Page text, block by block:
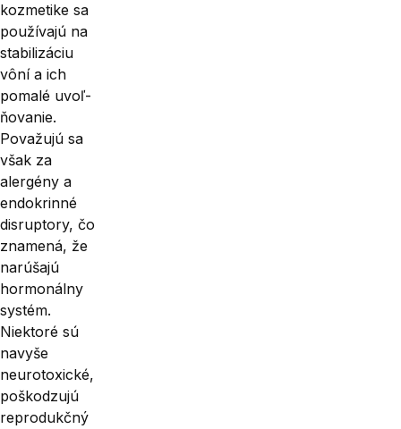
kozmetike sa
používajú na
stabilizáciu
vôní a ich
pomalé uvoľ­
ňovanie.
Považujú sa
však za
alergény a
endokrinné
disruptory, čo
zname­ná, že
narúšajú
hormonálny
systém.
Niektoré sú
navyše
neurotoxické,
po­škodzujú
reprodukčný